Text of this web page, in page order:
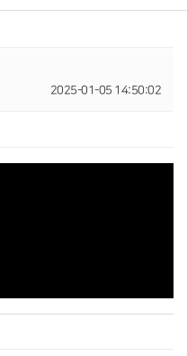
2025-01-05 14:50:02